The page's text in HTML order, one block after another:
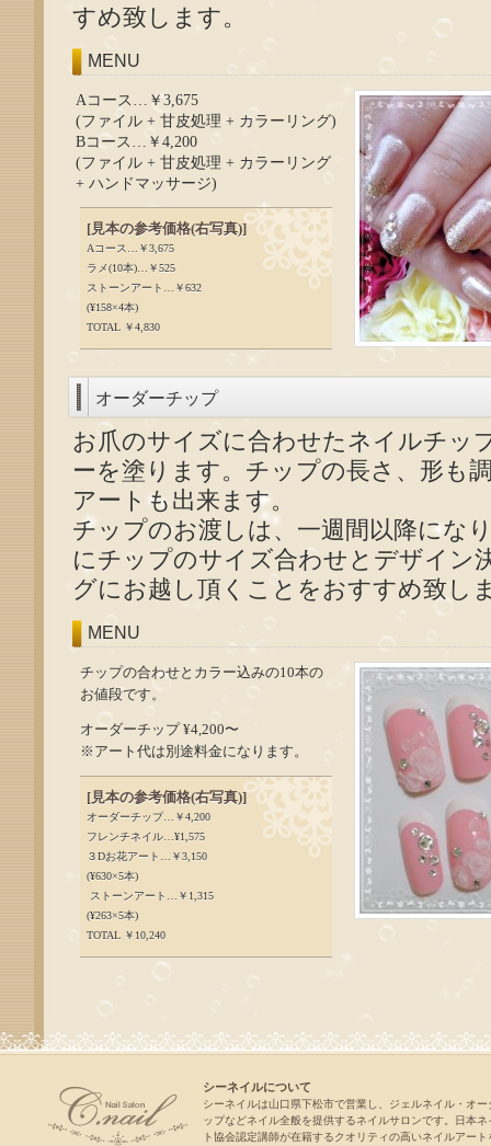
すめ致します。
MENU
Aコース…￥3,675
(ファイル + 甘皮処理 + カラーリング)
Bコース…￥4,200
(ファイル + 甘皮処理 + カラーリング
+ ハンドマッサージ)
[見本の参考価格(右写真)]
Aコース…￥3,675
ラメ(10本)…￥525
ストーンアート…￥632
(¥158×4本)
TOTAL ￥4,830
オーダーチップ
お爪のサイズに合わせたネイルチッ
ーを塗ります。チップの長さ、形も
アートも出来ます。
チップのお渡しは、一週間以降にな
にチップのサイズ合わせとデザイン
グにお越し頂くことをおすすめ致し
MENU
チップの合わせとカラー込みの10本の
お値段です。
オーダーチップ ¥4,200〜
※アート代は別途料金になります。
[見本の参考価格(右写真)]
オーダーチップ…￥4,200
フレンチネイル…¥1,575
３Dお花アート…￥3,150
(¥630×5本)
ストーンアート…￥1,315
(¥263×5本)
TOTAL ￥10,240
シーネイルについて
シーネイルは山口県下松市で営業し、ジェルネイル・オー
ップなどネイル全般を提供するネイルサロンです。日本ネ
ト協会認定講師が在籍するクオリティの高いネイルアート